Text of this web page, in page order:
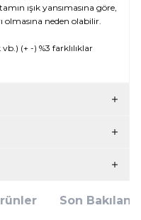
ışık yansımasına göre,
olmasına neden olabilir.
(+ -) %3 farklılıklar
Son